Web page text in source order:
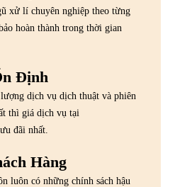
xử lí chuyên nghiệp theo từng
hoàn thành trong thời gian
Định
dịch vụ dịch thuật và phiên
thì giá dịch vụ tại
đãi nhất.
Hàng
luôn có những chính sách hậu